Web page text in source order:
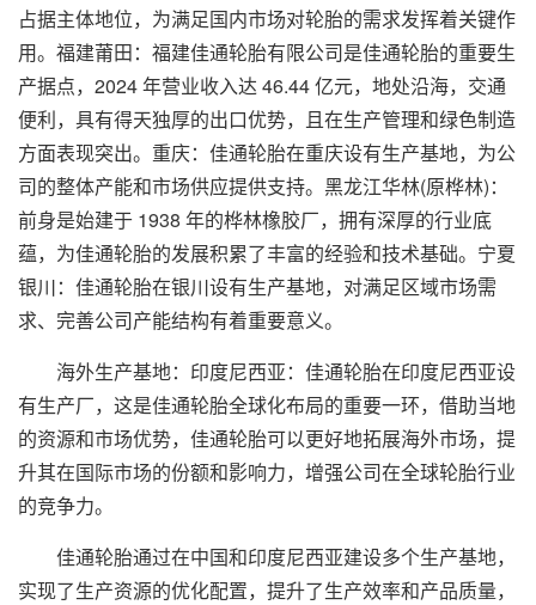
占据主体地位，为满足国内市场对轮胎的需求发挥着关键作
用。福建莆田：福建佳通轮胎有限公司是佳通轮胎的重要生
产据点，2024 年营业收入达 46.44 亿元，地处沿海，交通
便利，具有得天独厚的出口优势，且在生产管理和绿色制造
方面表现突出。重庆：佳通轮胎在重庆设有生产基地，为公
司的整体产能和市场供应提供支持。黑龙江华林(原桦林)：
前身是始建于 1938 年的桦林橡胶厂，拥有深厚的行业底
蕴，为佳通轮胎的发展积累了丰富的经验和技术基础。宁夏
银川：佳通轮胎在银川设有生产基地，对满足区域市场需
求、完善公司产能结构有着重要意义。
海外生产基地：印度尼西亚：佳通轮胎在印度尼西亚设
有生产厂，这是佳通轮胎全球化布局的重要一环，借助当地
的资源和市场优势，佳通轮胎可以更好地拓展海外市场，提
升其在国际市场的份额和影响力，增强公司在全球轮胎行业
的竞争力。
佳通轮胎通过在中国和印度尼西亚建设多个生产基地，
实现了生产资源的优化配置，提升了生产效率和产品质量，